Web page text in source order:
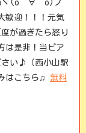
ヾ(o´∀｀o)ノ
迎！！！元気
が過ぎたら怒り
は是非！当ピア
さい♪（西小山駅
はこちら♫ 無料